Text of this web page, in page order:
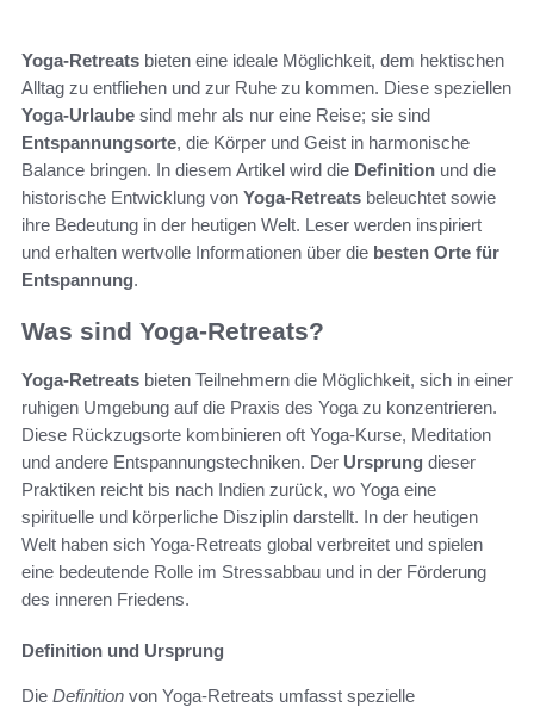
Yoga-Retreats bieten eine ideale Möglichkeit, dem hektischen
Alltag zu entfliehen und zur Ruhe zu kommen. Diese speziellen
Yoga-Urlaube sind mehr als nur eine Reise; sie sind
Entspannungsorte, die Körper und Geist in harmonische
Balance bringen. In diesem Artikel wird die Definition und die
historische Entwicklung von Yoga-Retreats beleuchtet sowie
ihre Bedeutung in der heutigen Welt. Leser werden inspiriert
und erhalten wertvolle Informationen über die besten Orte für
Entspannung.
Was sind Yoga-Retreats?
Yoga-Retreats bieten Teilnehmern die Möglichkeit, sich in einer
ruhigen Umgebung auf die Praxis des Yoga zu konzentrieren.
Diese Rückzugsorte kombinieren oft Yoga-Kurse, Meditation
und andere Entspannungstechniken. Der Ursprung dieser
Praktiken reicht bis nach Indien zurück, wo Yoga eine
spirituelle und körperliche Disziplin darstellt. In der heutigen
Welt haben sich Yoga-Retreats global verbreitet und spielen
eine bedeutende Rolle im Stressabbau und in der Förderung
des inneren Friedens.
Definition und Ursprung
Die Definition von Yoga-Retreats umfasst spezielle